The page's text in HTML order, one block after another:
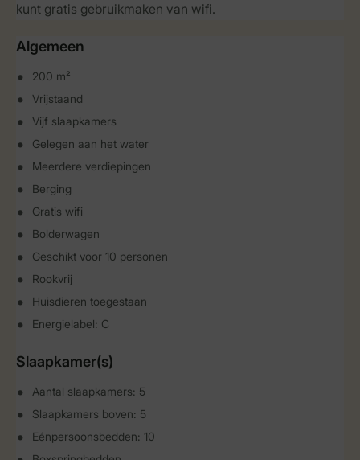
kunt gratis gebruikmaken van wifi.
Algemeen
200 m²
Vrijstaand
Vijf slaapkamers
Gelegen aan het water
Meerdere verdiepingen
Berging
Gratis wifi
Bolderwagen
Geschikt voor 10 personen
Rookvrij
Huisdieren toegestaan
Energielabel: C
Slaapkamer(s)
Aantal slaapkamers: 5
Slaapkamers boven: 5
Eénpersoonsbedden: 10